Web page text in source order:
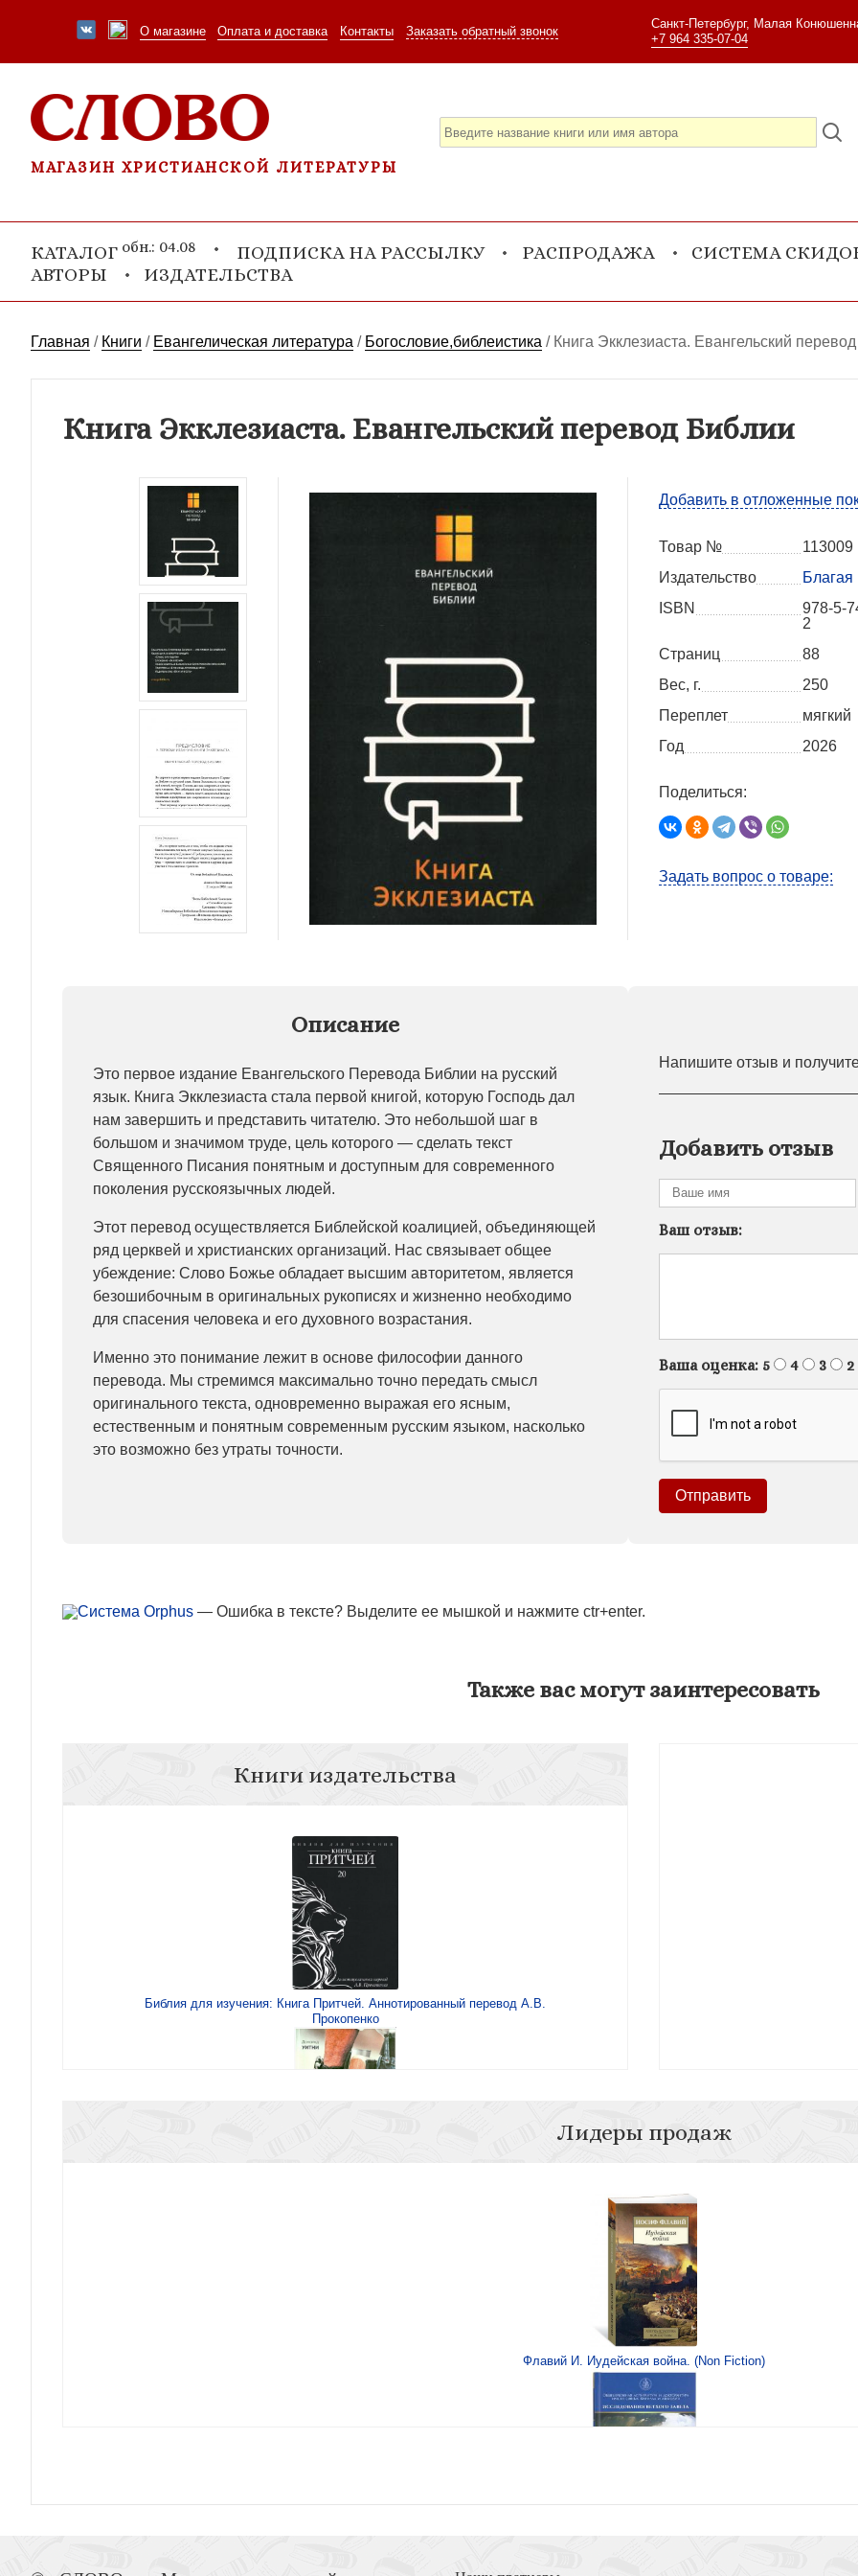
О магазине Оплата и доставка Контакты Заказать обратный звонок
Санкт-Петербург, Малая
+7 964 335-07-04
МАГАЗИН ХРИСТИАНСКОЙ ЛИТЕРАТУРЫ
КАТАЛОГ обн.: 04.08 ПОДПИСКА НА РАССЫЛКУ РАСПРОДАЖА
СИСТЕМА
АВТОРЫ
ИЗДАТЕЛЬСТВА
Главная / Книги / Евангелическая литература / Богословие,библеистика / Книга Экклезиаста. Евангельский
Книга Экклезиаста. Евангельский перевод Библии
Добавить в отложенные
Товар №
113009
Издательство
Благая
ISBN
978-5-
2
Страниц
88
Вес, г.
250
Переплет
мягкий
Год
2026
Поделиться:
Задать вопрос о товаре:
Описание
Это первое издание Евангельского Перево­да Библии на русский
язык. Книга Экклезиаста стала пер­вой книгой, которую Господь дал
нам завершить и предста­вить читателю. Это небольшой шаг в
большом и значимом труде, цель которого — сделать текст
Священного Писания понятным и доступным для современного
поколения рус­скоязычных людей.
Этот перевод осуществляется Библейской коалицией, объединяющей
ряд церквей и христианских организаций. Нас связывает общее
убеждение: Слово Божье обладает выс­шим авторитетом, является
безошибочным в оригинальных рукописях и жизненно необходимо
для спасения человека и его духовного возрастания.
Именно это понимание лежит в основе философии данного
перевода. Мы стремимся максимально точно передать смысл
оригинального текста, одновременно выражая его ясным,
естественным и понятным современным русским языком, насколько
это возможно без утраты точности.
Напишите отзыв и
Добавить отзыв
Ваш отзыв:
Ваша оценка: 5 4 3 2
— Ошибка в тексте? Выделите ее мышкой и нажмите ctr+enter.
Также вас могут заинтересовать
Книги издательства
Библия для изучения: Книга Притчей. Аннотированный перевод А.В.
Прокопенко
Лидеры продаж
Флавий И. Иудейская война. (Non Fiction)
Книга Иисуса Навина